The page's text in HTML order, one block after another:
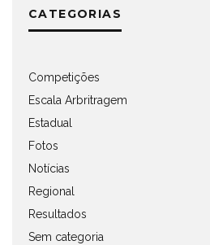
CATEGORIAS
Competições
Escala Arbritragem
Estadual
Fotos
Notícias
Regional
Resultados
Sem categoria